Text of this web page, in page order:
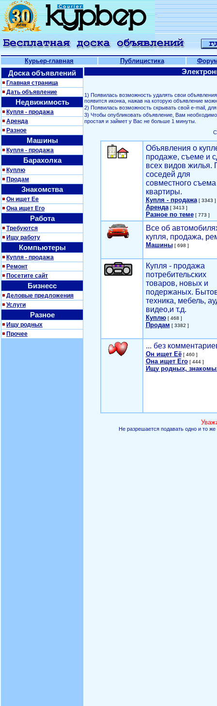
Курьер-главная Публицистика
Доска объявлений
Главная страница
Дать объявление
Недвижимость
Купля - продажа
Аренда
Разное
Машины
Купля - продажа
Барахолка
Куплю
Продам
Знакомства
Он ищет Ее
Она ищет Его
Работа
Требуются
Ищу работу
Компьютеры
Купля - продажа
Ремонт
Посетите сайт
Бизнесс
Деловые предложения
Услуги
Разное
Ищу родных
Прочее
1) Появилась возможность удалять свои
появится иконка, нажав на которую объявление
2) Появилась возможность скрывать свой е-mail,
3) Чтобы опубликовать объявление, Вам
простая и займет у Вас не больше 1 минуты.
Объявления о
продаже, съеме и
всех видов жилья.
соседей для
совместного съема
квартиры.
Купля - продажа[ 3343 ]
Аренда[ 3413 ]
Разное по теме[ 773 ]
Все об
купля, продажа,
Машины[ 698 ]
Купля - продажа
потребительских
товаров, новых и
подержаных.
техника, мебель,
видео,и т.д.
Куплю[ 468 ]
Продам [ 3382 ]
... без
Он ищет Её[ 460 ]
Она ищет Его[ 444 ]
Ищу родных,
Не разрешается подавать одно и то